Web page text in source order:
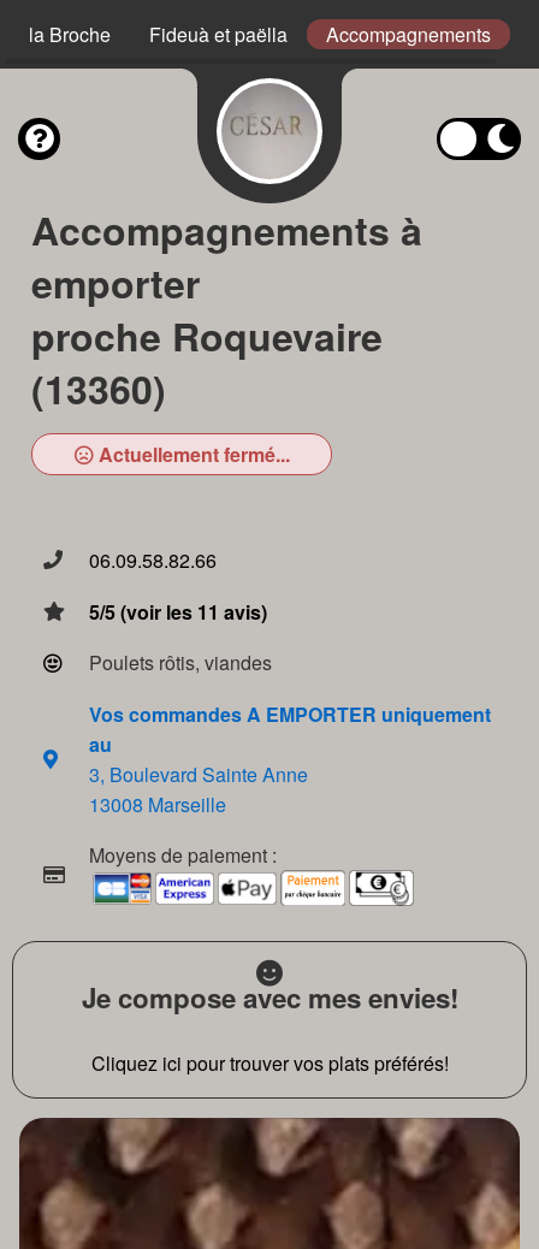
à la Broche Fideuà et paëlla Accompagnements
Accompagnements à
emporter
proche Roquevaire
(13360)
Actuellement fermé...
06.09.58.82.66
5/5 (voir les 11 avis)
Poulets rôtis, viandes
Vos commandes A EMPORTER uniquement
au
3, Boulevard Sainte Anne
13008 Marseille
Moyens de paiement :
Je compose avec mes envies!
Cliquez ici pour trouver vos plats préférés!